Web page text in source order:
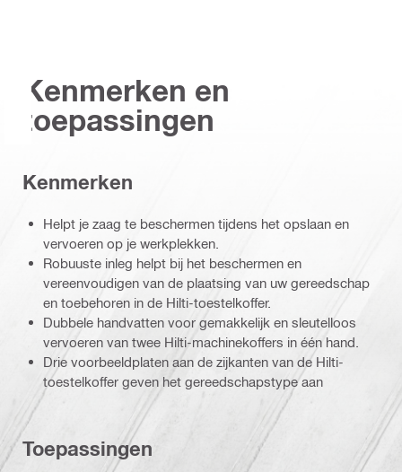
Kenmerken en
toepassingen
Kenmerken
Helpt je zaag te beschermen tijdens het opslaan en
vervoeren op je werkplekken.
Robuuste inleg helpt bij het beschermen en
vereenvoudigen van de plaatsing van uw gereedschap
en toebehoren in de Hilti-toestelkoffer.
Dubbele handvatten voor gemakkelijk en sleutelloos
vervoeren van twee Hilti-machinekoffers in één hand.
Drie voorbeeldplaten aan de zijkanten van de Hilti-
toestelkoffer geven het gereedschapstype aan
Toepassingen